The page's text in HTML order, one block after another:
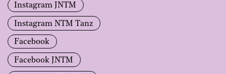
Instagram JNTM
Instagram NTM Tanz
Facebook
Facebook JNTM